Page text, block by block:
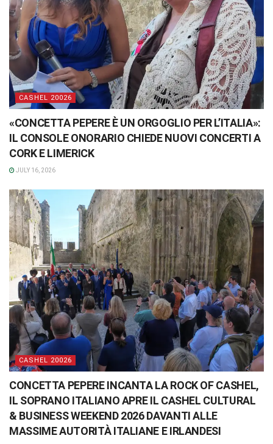
CASHEL 20026
«CONCETTA PEPERE È UN ORGOGLIO PER L’ITALIA»:
IL CONSOLE ONORARIO CHIEDE NUOVI CONCERTI A
CORK E LIMERICK
JULY 16, 2026
CASHEL 20026
CONCETTA PEPERE INCANTA LA ROCK OF CASHEL,
IL SOPRANO ITALIANO APRE IL CASHEL CULTURAL
& BUSINESS WEEKEND 2026 DAVANTI ALLE
MASSIME AUTORITÀ ITALIANE E IRLANDESI